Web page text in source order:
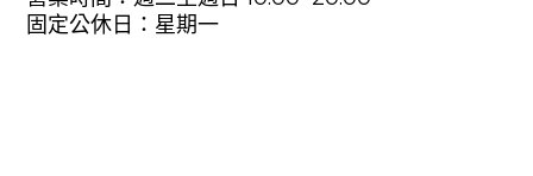
固定公休日：星期一